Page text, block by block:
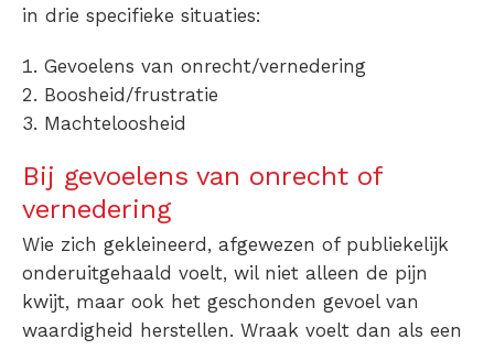
in drie specifieke situaties:
Gevoelens van onrecht/vernedering
Boosheid/frustratie
Machteloosheid
Bij gevoelens van onrecht of
vernedering
Wie zich gekleineerd, afgewezen of publiekelijk
onderuitgehaald voelt, wil niet alleen de pijn
kwijt, maar ook het geschonden gevoel van
waardigheid herstellen. Wraak voelt dan als een